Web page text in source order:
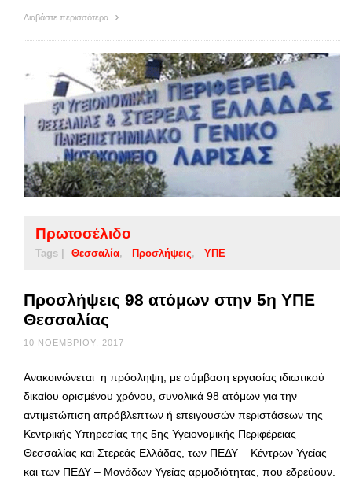
Διαβάστε περισσότερα
Πρωτοσέλιδο
Tags | Θεσσαλία Προσλήψεις ΥΠΕ
Προσλήψεις 98 ατόμων στην 5η ΥΠΕ
Θεσσαλίας
10 ΝΟΕΜΒΡΊΟΥ, 2017
Ανακοινώνεται η πρόσληψη, με σύμβαση εργασίας ιδιωτικού
δικαίου ορισμένου χρόνου, συνολικά 98 ατόμων για την
αντιμετώπιση απρόβλεπτων ή επειγουσών περιστάσεων της
Κεντρικής Υπηρεσίας της 5ης Υγειονομικής Περιφέρειας
Θεσσαλίας και Στερεάς Ελλάδας, των ΠΕΔΥ – Κέντρων Υγείας
και των ΠΕΔΥ – Μονάδων Υγείας αρμοδιότητας, που εδρεύουν.